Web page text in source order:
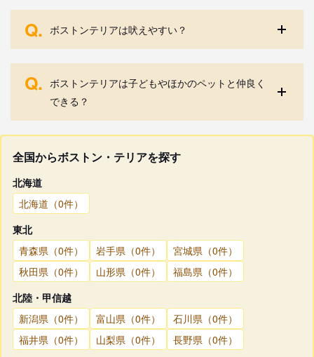
Q. ボストンテリアは吠えやすい？
Q. ボストンテリアは子どもやほかのペットと仲良く
できる？
全国からボストン・テリアを探す
北海道
北海道（0件）
東北
青森県（0件）
岩手県（0件）
宮城県（0件）
秋田県（0件）
山形県（0件）
福島県（0件）
北陸・甲信越
新潟県（0件）
富山県（0件）
石川県（0件）
福井県（0件）
山梨県（0件）
長野県（0件）